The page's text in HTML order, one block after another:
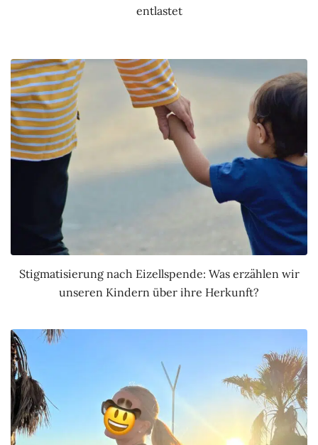
entlastet
Stigmatisierung nach Eizellspende: Was erzählen wir
unseren Kindern über ihre Herkunft?